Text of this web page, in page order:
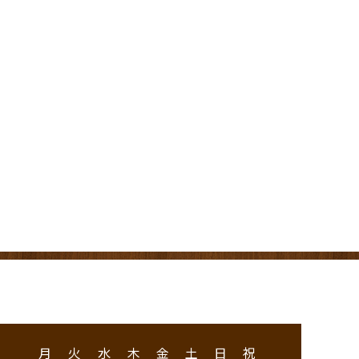
月 火 水 木 金 土 日 祝